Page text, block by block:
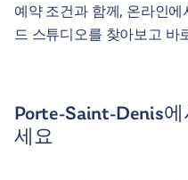
예약 조건과 함께, 온라인
드 스튜디오를 찾아보고 바
Porte-Saint-Denis
세요